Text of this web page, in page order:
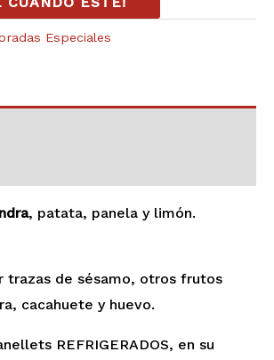
Especiales
, patata, panela y limón.
trazas de sésamo, otros frutos
cacahuete y huevo.
REFRIGERADOS, en su